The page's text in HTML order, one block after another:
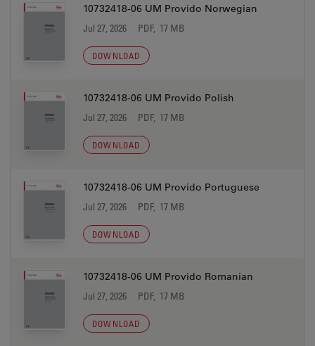
10732418-06 UM Provido Norwegian
Jul 27, 2026 PDF, 17 MB
DOWNLOAD
10732418-06 UM Provido Polish
Jul 27, 2026 PDF, 17 MB
DOWNLOAD
10732418-06 UM Provido Portuguese
Jul 27, 2026 PDF, 17 MB
DOWNLOAD
10732418-06 UM Provido Romanian
Jul 27, 2026 PDF, 17 MB
DOWNLOAD